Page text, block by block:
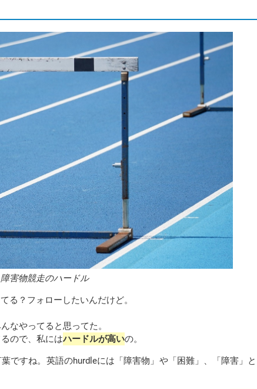
障害物競走のハードル
る？フォローしたいんだけど。
なやってると思ってた。
ので、私にはハードルが高いの。
すね。英語のhurdleには「障害物」や「困難」、「障害」と